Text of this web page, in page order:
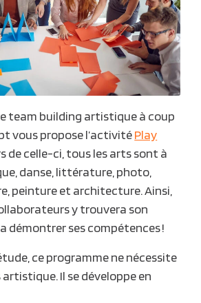
team building artistiqueà coup
vous propose l’activitéPlay
de celle-ci, tous les arts sont à
danse, littérature, photo,
peinture et architecture. Ainsi,
y trouvera son
démontrer ses compétences !
ce programme ne nécessite
Il se développe en